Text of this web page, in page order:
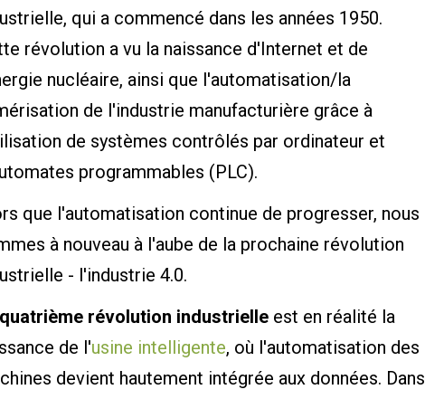
qui a commencé dans les années 1950.
révolution a vu la naissance d'Internet et de
nucléaire, ainsi que l'automatisation/la
de l'industrie manufacturière grâce à
de systèmes contrôlés par ordinateur et
programmables (PLC).
que l'automatisation continue de progresser, nous
à nouveau à l'aube de la prochaine révolution
- l'industrie 4.0.
révolution industrielleest en réalité la
de l'usine intelligente, où l'automatisation des
devient hautement intégrée aux données. Dans